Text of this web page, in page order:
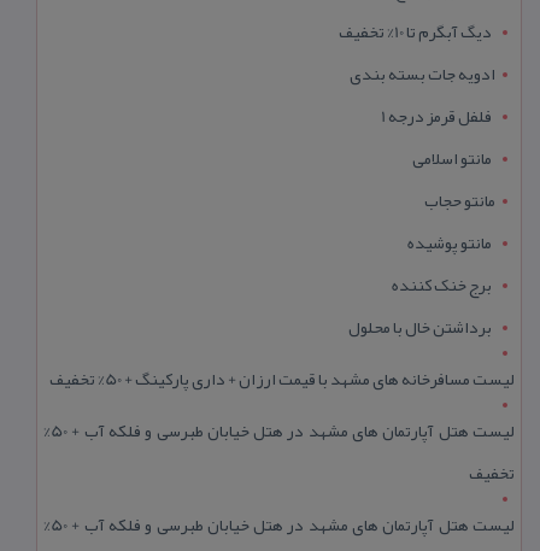
دیگ آبگرم تا 10% تخفیف
ادویه جات بسته بندی
فلفل قرمز درجه 1
مانتو اسلامی
مانتو حجاب
مانتو پوشیده
برج خنک کننده
برداشتن خال با محلول
لیست مسافرخانه های مشهد با قیمت ارزان + داری پارکینگ + 50% تخفیف
لیست هتل آپارتمان های مشهد در هتل خیابان طبرسی و فلکه آب + 50%
تخفیف
لیست هتل آپارتمان های مشهد در هتل خیابان طبرسی و فلکه آب + 50%